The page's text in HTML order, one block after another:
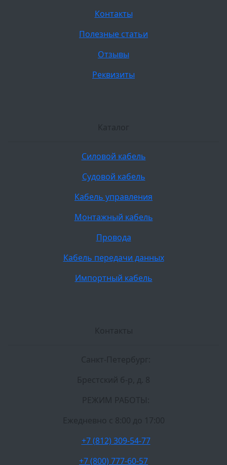
Контакты
Полезные статьи
Отзывы
Реквизиты
Каталог
Силовой кабель
Судовой кабель
Кабель управления
Монтажный кабель
Провода
Кабель передачи данных
Импортный кабель
Контакты
Санкт-Петербург:
Брестский б-р, д. 8
РЕЖИМ РАБОТЫ:
Ежедневно c 8:00 до 17:00
+7 (812) 309-54-77
+7 (800) 777-60-57